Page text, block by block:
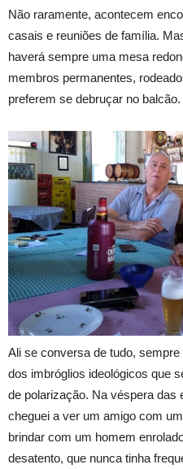
Não raramente, acontecem
casais e reuniões de família.
haverá sempre uma mesa
membros permanentes,
preferem se debruçar no balcão.
Ali se conversa de tudo,
dos imbróglios ideológicos que
de polarização. Na véspera das
cheguei a ver um amigo com
brindar com um homem
desatento, que nunca tinha